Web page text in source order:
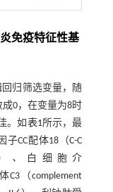
免疫特征性基
回归筛选变量，随
0，在变量为8时
。如 表1所示，最
CC配体18（C-C
、
白细胞介
C3（complement